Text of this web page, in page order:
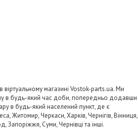
магазині Vostok-parts.ua. Ми
в будь-який час доби, попередньо додавши
в будь-який населений пункт, де є
Житомир, Черкаси, Харків, Чернігів, Вінниця,
Запоріжжя, Суми, Чернівці та інші.